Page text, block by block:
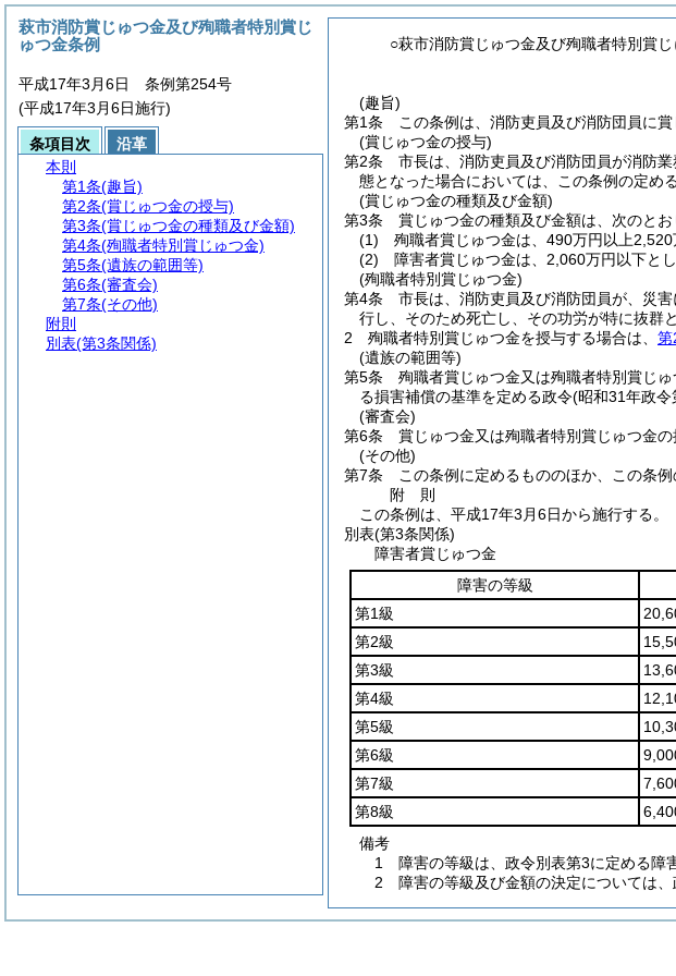
○萩市消防賞じゅつ金及び殉職者特別賞じ
(趣旨)
第1条
この条例は、消防吏員及び消防団員に
(賞じゅつ金の授与)
第2条
市長は、消防吏員及び消防団員が消防
態となった場合においては、この条例の定め
(賞じゅつ金の種類及び金額)
第3条
賞じゅつ金の種類及び金額は、次のとお
(1)
殉職者賞じゅつ金は、490万円以上
(2)
障害者賞じゅつ金は、2,060万円以下とし
(殉職者特別賞じゅつ金)
第4条
市長は、消防吏員及び消防団員が、災
行し、そのため死亡し、その功労が特に抜群
2
殉職者特別賞じゅつ金を授与する場合は、 第
(遺族の範囲等)
第5条
殉職者賞じゅつ金又は殉職者特別賞じ
る損害補償の基準を定める政令(昭和31年政令
(審査会)
第6条
賞じゅつ金又は殉職者特別賞じゅつ金
(その他)
第7条
この条例に定めるもののほか、この条
附 則
この条例は、平成17年3月6日から施行する。
別表(第3条関係)
障害者賞じゅつ金
障害の等級
第1級
第2級
第3級
第4級
第5級
第6級
第7級
第8級
備考
1 障害の等級は、政令別表第3に定める障
2 障害の等級及び金額の決定については
萩市消防賞じゅつ金及び殉職者特別賞じ
ゅつ金条例
平成17年3月6日 条例第254号
(平成17年3月6日施行)
条項目次
沿革
本則
第1条(趣旨)
第2条(賞じゅつ金の授与)
第3条(賞じゅつ金の種類及び金額)
第4条(殉職者特別賞じゅつ金)
第5条(遺族の範囲等)
第6条(審査会)
第7条(その他)
附則
別表(第3条関係)